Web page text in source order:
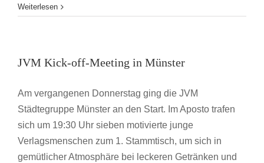
I
Weiterlesen
JVM Kick-off-Meeting in Münster
Am vergangenen Donnerstag ging die JVM
Städtegruppe Münster an den Start. Im Aposto trafen
sich um 19:30 Uhr sieben motivierte junge
Verlagsmenschen zum 1. Stammtisch, um sich in
gemütlicher Atmosphäre bei leckeren Getränken und